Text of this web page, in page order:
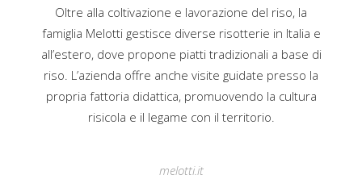
Oltre alla coltivazione e lavorazione del riso, la
famiglia Melotti gestisce diverse risotterie in Italia e
all’estero, dove propone piatti tradizionali a base di
riso. L’azienda offre anche visite guidate presso la
propria fattoria didattica, promuovendo la cultura
risicola e il legame con il territorio.
melotti.it